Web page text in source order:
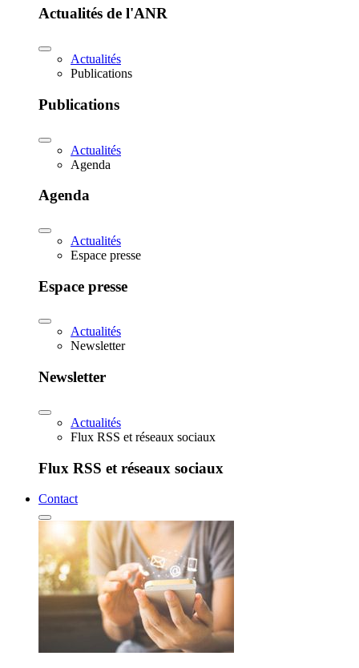
Actualités de l'ANR
Actualités
Publications
Publications
Actualités
Agenda
Agenda
Actualités
Espace presse
Espace presse
Actualités
Newsletter
Newsletter
Actualités
Flux RSS et réseaux sociaux
Flux RSS et réseaux sociaux
Contact